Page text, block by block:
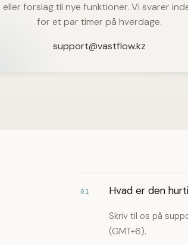
eller forslag til nye funktioner. Vi svarer
for et par timer på hverdage.
support@vastflow.kz
01 Hvad er den
Skriv til os på
(GMT+6).